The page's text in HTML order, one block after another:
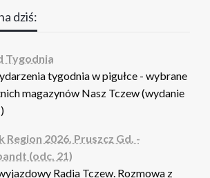
dziś:
Tygodnia
tygodnia w pigułce - wybrane
magazynów Nasz Tczew (wydanie
Region 2026. Pruszcz Gd. -
(odc. 21)
Radia Tczew. Rozmowa z